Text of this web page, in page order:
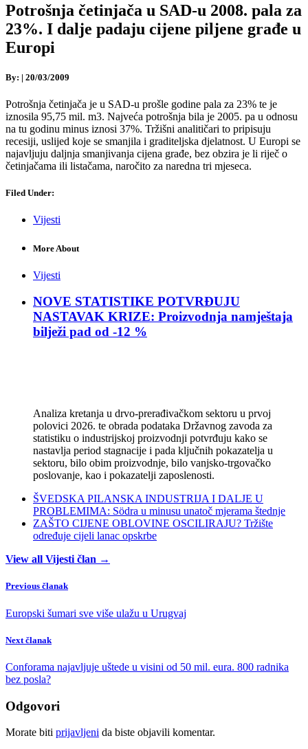
Potrošnja četinjača u SAD-u 2008. pala za
23%. I dalje padaju cijene piljene građe u
Europi
By: | 20/03/2009
Potrošnja četinjača je u SAD-u prošle godine pala za 23% te je
iznosila 95,75 mil. m3. Najveća potrošnja bila je 2005. pa u odnosu
na tu godinu minus iznosi 37%. Tržišni analitičari to pripisuju
recesiji, uslijed koje se smanjila i graditeljska djelatnost. U Europi se
najavljuju daljnja smanjivanja cijena građe, bez obzira je li riječ o
četinjačama ili listačama, naročito za naredna tri mjeseca.
Filed Under:
Vijesti
More About
Vijesti
NOVE STATISTIKE POTVRĐUJU
NASTAVAK KRIZE: Proizvodnja namještaja
bilježi pad od -12 %
Analiza kretanja u drvo-prerađivačkom sektoru u prvoj
polovici 2026. te obrada podataka Državnog zavoda za
statistiku o industrijskoj proizvodnji potvrđuju kako se
nastavlja period stagnacije i pada ključnih pokazatelja u
sektoru, bilo obim proizvodnje, bilo vanjsko-trgovačko
poslovanje, kao i pokazatelji zaposlenosti.
ŠVEDSKA PILANSKA INDUSTRIJA I DALJE U
PROBLEMIMA: Södra u minusu unatoč mjerama štednje
ZAŠTO CIJENE OBLOVINE OSCILIRAJU? Tržište
određuje cijeli lanac opskrbe
View all Vijesti član →
Previous članak
Europski šumari sve više ulažu u Urugvaj
Next članak
Conforama najavljuje uštede u visini od 50 mil. eura. 800 radnika
bez posla?
Odgovori
Morate biti prijavljeni da biste objavili komentar.